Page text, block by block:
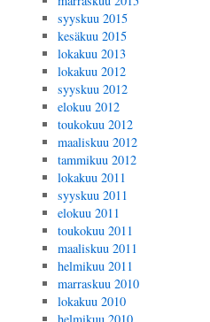
syyskuu 2015
kesäkuu 2015
lokakuu 2013
lokakuu 2012
syyskuu 2012
elokuu 2012
toukokuu 2012
maaliskuu 2012
tammikuu 2012
lokakuu 2011
syyskuu 2011
elokuu 2011
toukokuu 2011
maaliskuu 2011
helmikuu 2011
marraskuu 2010
lokakuu 2010